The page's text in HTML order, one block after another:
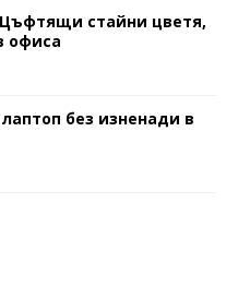
стайни цветя,
офиса
без изненади в